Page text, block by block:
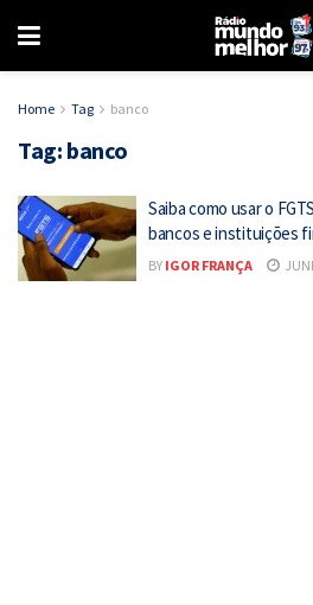
Home Tag banco
Tag: banco
Saiba como usar o
bancos e instituições
BY IGOR FRANÇA